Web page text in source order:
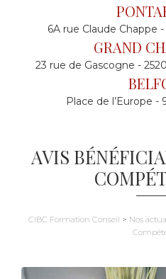
6A rue Claude Chappe
GRAND
23 rue de Gascogne -
Place de l’Europe
AVIS
CIBC Formation Conseil > Nos